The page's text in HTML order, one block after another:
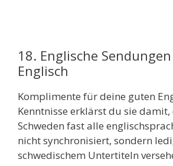
18. Englische
Englisch
Komplimente für deine guten
Kenntnisse erklärst du sie damit,
Schweden fast alle
nicht synchronisiert, sondern
schwedischem Untertiteln